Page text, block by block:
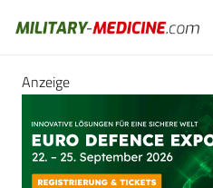
Anzeige